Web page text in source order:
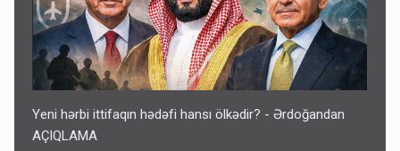
Kartdan karta istədiyiniz qədər köçürmə edə bilərsiniz -
VİDEO
11:06
Yeni hərbi ittifaqın hədəfi hansı ölkədir? - Ərdoğandan
AÇIQLAMA